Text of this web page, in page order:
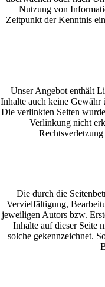
Nutzung von
Zeitpunkt der Kenntnis
Unser Angebot enthält
Inhalte auch keine Gewähr
Die verlinkten Seiten
Verlinkung nicht
Die durch die
Vervielfältigung,
jeweiligen Autors bzw.
Inhalte auf dieser Seite
solche gekennzeichnet.